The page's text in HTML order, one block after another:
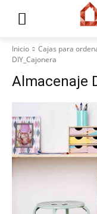
Inicio Cajas para
DIY_Cajonera
Almacenaje